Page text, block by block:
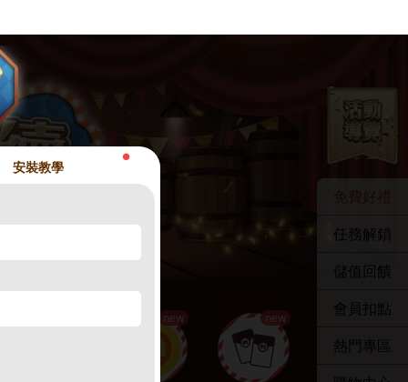
new new
任務解鎖
儲值回饋
會員扣點
熱門專區
安裝教學
●